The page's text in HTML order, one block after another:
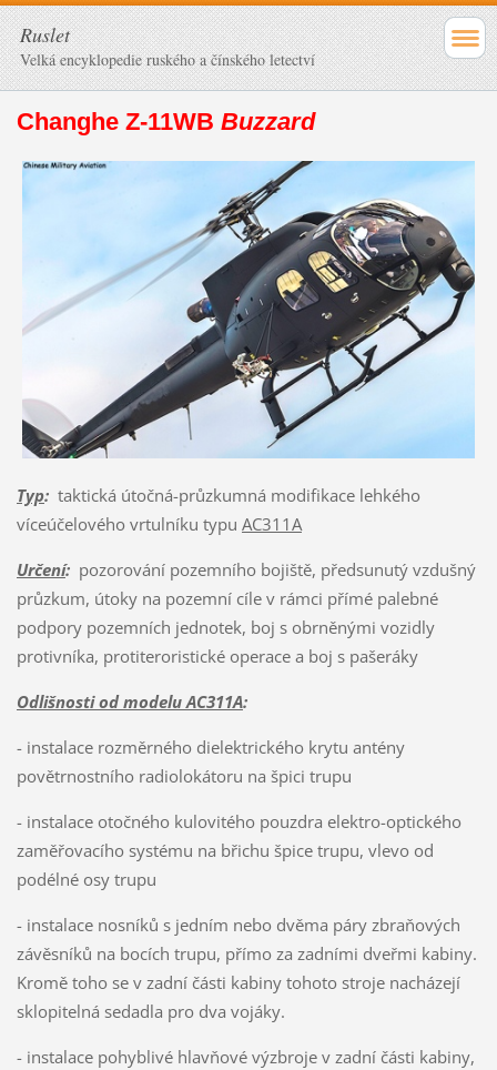
Ruslet
Velká encyklopedie ruského a čínského letectví
Changhe Z-11WB Buzzard
Typ:taktická útočná-průzkumná modifikace lehkého
víceúčelového vrtulníku typu AC311A
Určení:pozorování pozemního bojiště, předsunutý vzdušný
průzkum, útoky na pozemní cíle v rámci přímé palebné
podpory pozemních jednotek, boj s obrněnými vozidly
protivníka, protiteroristické operace a boj s pašeráky
Odlišnosti od modelu AC311A:
- instalace rozměrného dielektrického krytu antény
povětrnostního radiolokátoru na špici trupu
- instalace otočného kulovitého pouzdra elektro-optického
zaměřovacího systému na břichu špice trupu, vlevo od
podélné osy trupu
- instalace nosníků s jedním nebo dvěma páry zbraňových
závěsníků na bocích trupu, přímo za zadními dveřmi kabiny.
Kromě toho se v zadní části kabiny tohoto stroje nacházejí
sklopitelná sedadla pro dva vojáky.
- instalace pohyblivé hlavňové výzbroje v zadní části kabiny,